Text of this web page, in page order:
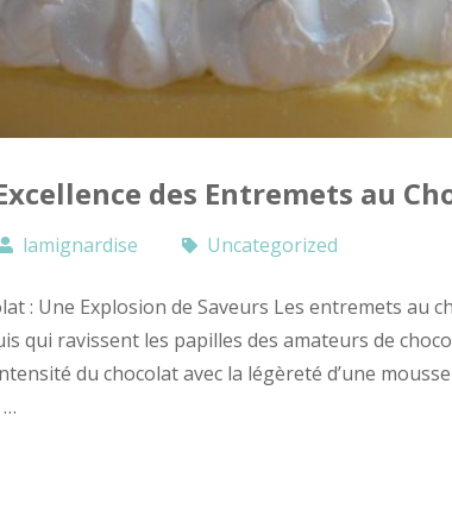
des Entremets au
lamignardise Uncategorized
: Une Explosion de Saveurs Les entremets au
qui ravissent les papilles des amateurs de
du chocolat avec la légèreté d’une